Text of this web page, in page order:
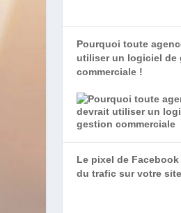
Pourquoi toute
utiliser un logiciel de
commerciale !
Le pixel de
du trafic sur votre site